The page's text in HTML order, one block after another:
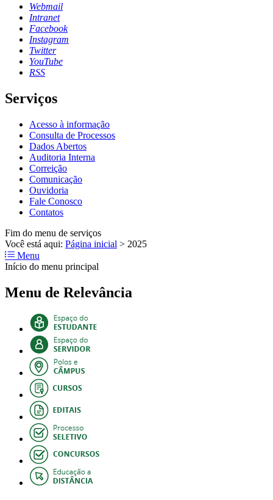
Webmail
Intranet
Facebook
Instagram
Twitter
YouTube
RSS
Serviços
Acesso à informação
Consulta de Processos
Dados Abertos
Auditoria Interna
Correição
Comunicação
Ouvidoria
Fale Conosco
Contatos
Fim do menu de serviços
Você está aqui: Página inicial > 2025
Menu
Início do menu principal
Menu de Relevância